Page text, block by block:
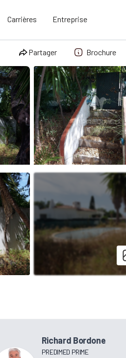
Carrières Entreprise
Partager Brochure
Richard Bordone
PREDIMED PRIME